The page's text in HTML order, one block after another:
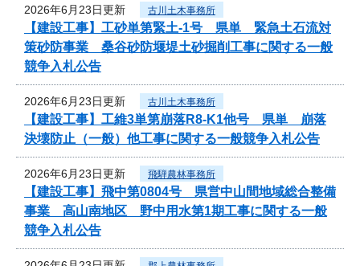
2026年6月23日更新 古川土木事務所
【建設工事】工砂単第緊土-1号 県単 緊急土石流対
策砂防事業 桑谷砂防堰堤土砂掘削工事に関する一般
競争入札公告
2026年6月23日更新 古川土木事務所
【建設工事】工維3単第崩落R8-K1他号 県単 崩落
決壊防止（一般）他工事に関する一般競争入札公告
2026年6月23日更新 飛騨農林事務所
【建設工事】飛中第0804号 県営中山間地域総合整備
事業 高山南地区 野中用水第1期工事に関する一般
競争入札公告